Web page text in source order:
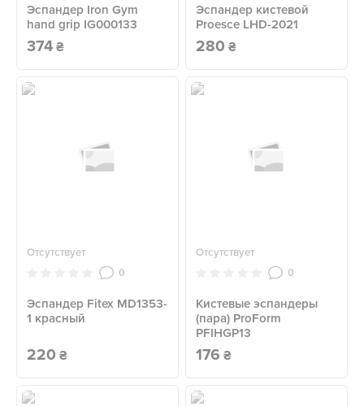
Эспандер Iron Gym
hand grip IG000133
374 ₴
Эспандер кистевой
Proesce LHD-2021
280 ₴
Отсутствует
0
Эспандер Fitex MD1353-
1 красный
220 ₴
Отсутствует
0
Кистевые эспандеры
(пара) ProForm
PFIHGP13
176 ₴